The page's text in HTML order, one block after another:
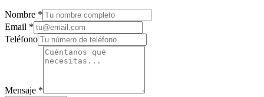
Nombre *
Email *
Teléfono
Mensaje *